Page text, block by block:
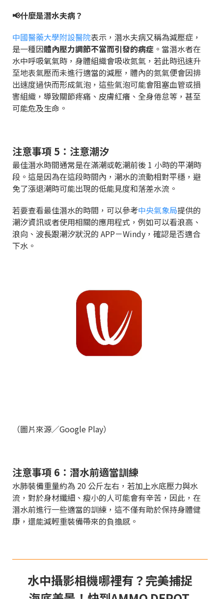
📢什麼是潛水夫病？
中國醫藥大學附設醫院表示，潛水夫病又稱為減壓症，
是一種因體內壓力調節不當而引發的病症 。當潛水者在
水中呼吸氧氣時，身體組織會吸收氮氣，若此時迅速升
至地表氣壓而未進行適當的減壓，體內的氮氣便會因排
出速度過快而形成氣泡，這些氣泡可能會阻塞血管或損
害組織，導致關節疼痛、皮膚紅癢、全身倦怠等，甚至
可能危及生命。
注意事項 5：注意潮汐
最佳潛水時間通常是在滿潮或乾潮前後 1 小時的平潮時
段。這是因為在這段時間內，潮水的流動相對平穩，避
免了漲退潮時可能出現的低能見度和落差水流。
若要查看最佳潛水的時間，可以參考中央氣象局提供的
潮汐資訊或者使用相關的應用程式，例如可以看浪高、
浪向、波長跟潮汐狀況的 APP－Windy，確認是否適合
下水。
（圖片來源／Google Play）
注意事項 6：潛水前適當訓練
水肺裝備重量約為 20 公斤左右，若加上水底壓力與水
流，對於身材纖細、瘦小的人可能會有辛苦，因此，在
潛水前進行一些適當的訓練，這不僅有助於保持身體健
康，還能減輕重裝備帶來的負擔感。
水中攝影相機哪裡有？完美捕捉